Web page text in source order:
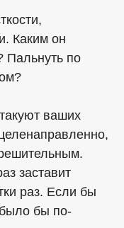
Каким он
Пальнуть по
ваших
заставит
раз. Если бы
бы по-